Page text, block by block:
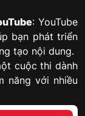
: YouTube
bạn phát triển
tạo nội dung.
cuộc thi dành
năng với nhiều